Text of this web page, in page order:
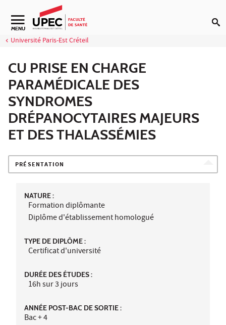
Aller au contenu
Navigation secondaire
MENU
Université Paris-Est Créteil
CU PRISE EN CHARGE
PARAMÉDICALE DES
SYNDROMES
DRÉPANOCYTAIRES MAJEURS
ET DES THALASSÉMIES
PRÉSENTATION
NATURE :
Formation diplômante
Diplôme d'établissement homologué
TYPE DE DIPLÔME :
Certificat d'université
DURÉE DES ÉTUDES :
16h sur 3 jours
ANNÉE POST-BAC DE SORTIE :
Bac + 4